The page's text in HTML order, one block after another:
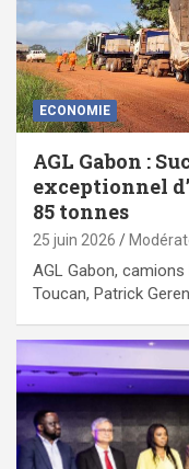
ECONOMIE
AGL Gabon :
exceptionnel
85 tonnes
25 juin 2026
AGL Gabon,
Toucan, Patrick